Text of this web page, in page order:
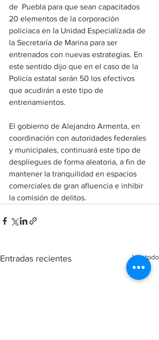
de  Puebla para que sean capacitados
20 elementos de la corporación
policiaca en la Unidad Especializada de
la Secretaría de Marina para ser
entrenados con nuevas estrategias. En
este sentido dijo que en el caso de la
Policía estatal serán 50 los efectivos
que acudirán a este tipo de
entrenamientos.
El gobierno de Alejandro Armenta, en
coordinación con autoridades federales
y municipales, continuará este tipo de
despliegues de forma aleatoria, a fin de
mantener la tranquilidad en espacios
comerciales de gran afluencia e inhibir
la comisión de delitos.
Entradas recientes Ver todo